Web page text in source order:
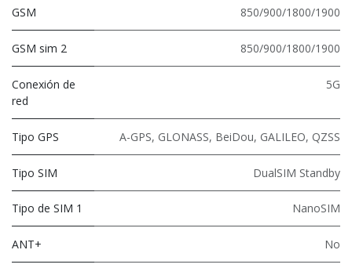
GSM 850/900/1800/1900
GSM sim 2 850/900/1800/1900
Conexión de
red
5G
Tipo GPS A-GPS, GLONASS, BeiDou, GALILEO, QZSS
Tipo SIM DualSIM Standby
Tipo de SIM 1 NanoSIM
ANT+ No